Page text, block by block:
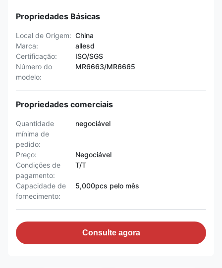
Propriedades Básicas
Local de Origem: China
Marca:
allesd
Certificação:
ISO/SGS
Número do
modelo:
MR6663/MR6665
Propriedades comerciais
Quantidade
mínima de
pedido:
negociável
Preço:
Negociável
Condições de
pagamento:
T/T
Capacidade de
fornecimento:
5,000pcs pelo mês
Consulte agora